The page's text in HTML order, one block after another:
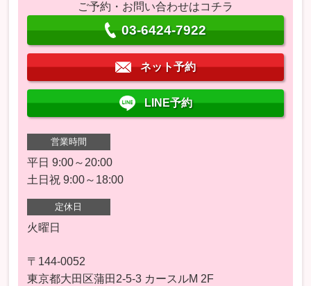
ご予約・お問い合わせはコチラ
03-6424-7922
ネット予約
LINE予約
営業時間
平日 9:00～20:00
土日祝 9:00～18:00
定休日
火曜日
〒144-0052
東京都大田区蒲田2-5-3 カースルM 2F